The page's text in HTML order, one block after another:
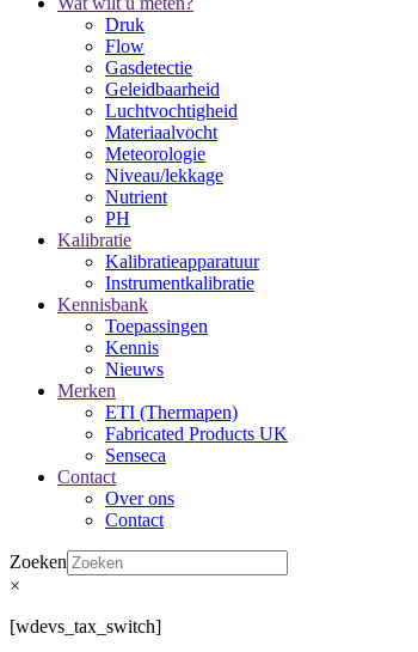
Druk
Flow
Gasdetectie
Geleidbaarheid
Luchtvochtigheid
Materiaalvocht
Meteorologie
Niveau/lekkage
Nutrient
PH
Kalibratie
Kalibratieapparatuur
Instrumentkalibratie
Kennisbank
Toepassingen
Kennis
Nieuws
Merken
ETI (Thermapen)
Fabricated Products UK
Senseca
Contact
Over ons
Contact
Zoeken
×
[wdevs_tax_switch]